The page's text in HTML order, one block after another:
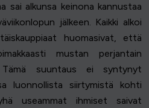
sai alkunsa keinona kannustaa
jälkeen. Kaikki alkoi
huomasivat, että
mustan perjantain
Tämä suuntaus ei syntynyt
luonnollista siirtymistä kohti
useammat ihmiset saivat